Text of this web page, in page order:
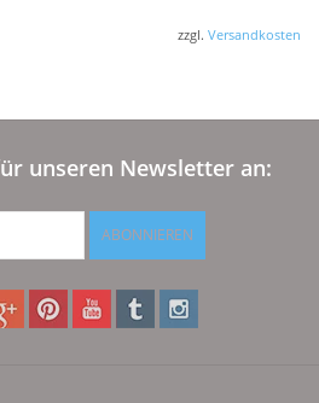
zzgl. Versandkosten
unseren Newsletter an:
ABONNIEREN